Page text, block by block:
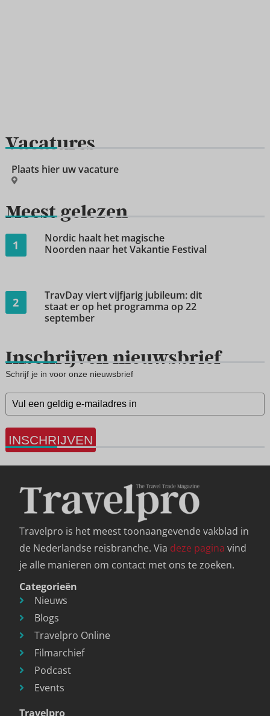
Vacatures
Plaats hier uw vacature
Meest gelezen
1
Nordic haalt het magische
Noorden naar het Vakantie Festival
2
TravDay viert vijfjarig jubileum: dit
staat er op het programma op 22
september
Inschrijven nieuwsbrief
Schrijf je in voor onze nieuwsbrief
INSCHRIJVEN
Travelpro is het meest toonaangevende vakblad in
de Nederlandse reisbranche. Via deze pagina vind
je alle manieren om contact met ons te zoeken.
Categorieën
Nieuws
Blogs
Travelpro Online
Filmarchief
Podcast
Events
Travelpro